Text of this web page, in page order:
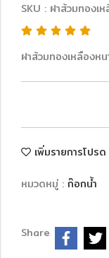
SKU : ฝาส้วมทองเ
ฝาส้วมทองเหลืองห
เพิ่มรายการโปรด
หมวดหมู่ : ก๊อกน้ำ
Share